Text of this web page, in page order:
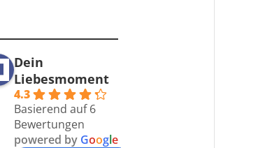
Dein
Liebesmoment
4.3
Basierend auf 6
Bewertungen
powered by Google